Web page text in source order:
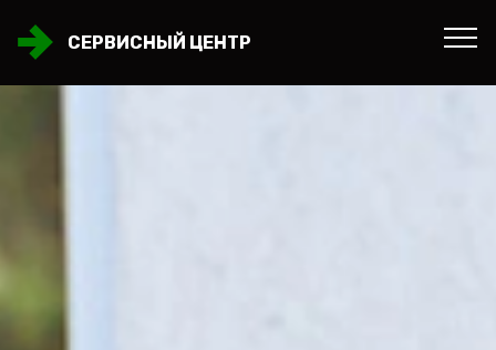
СЕРВИСНЫЙ ЦЕНТР